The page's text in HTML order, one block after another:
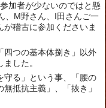
加者が少ないのではと懸
、M野さん、I田さんご一
稽古に参加くださいま
四つの基本体捌き」以外
した。
守る」という事、「腰の
抵抗主義」、「抜き」